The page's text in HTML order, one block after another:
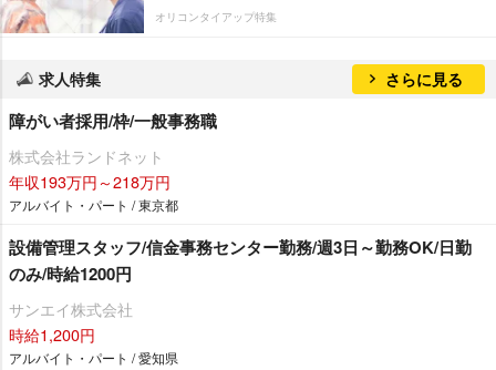
オリコンタイアップ特集
求人特集 さらに見る
障がい者採用/枠/一般事務職
株式会社ランドネット
年収193万円～218万円
アルバイト・パート / 東京都
設備管理スタッフ/信金事務センター勤務/週3日～勤務OK/日勤
のみ/時給1200円
サンエイ株式会社
時給1,200円
アルバイト・パート / 愛知県